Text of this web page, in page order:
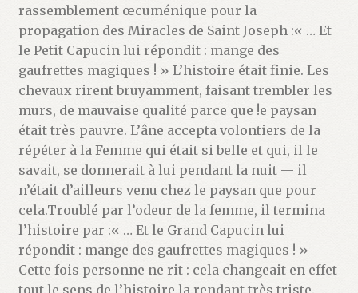
rassemblement œcuménique pour la
propagation des Miracles de Saint Joseph :« … Et
le Petit Capucin lui répondit : mange des
gaufrettes magiques ! » L’histoire était finie. Les
chevaux rirent bruyamment, faisant trembler les
murs, de mauvaise qualité parce que !e paysan
était très pauvre. L’âne accepta volontiers de la
répéter à la Femme qui était si belle et qui, il le
savait, se donnerait à lui pendant la nuit — il
n’était d’ailleurs venu chez le paysan que pour
cela.Troublé par l’odeur de la femme, il termina
l’histoire par :« … Et le Grand Capucin lui
répondit : mange des gaufrettes magiques ! »
Cette fois personne ne rit : cela changeait en effet